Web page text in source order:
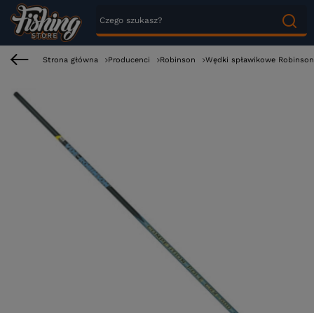
Strona główna Producenci Robinson Wędki spławikowe Robinson